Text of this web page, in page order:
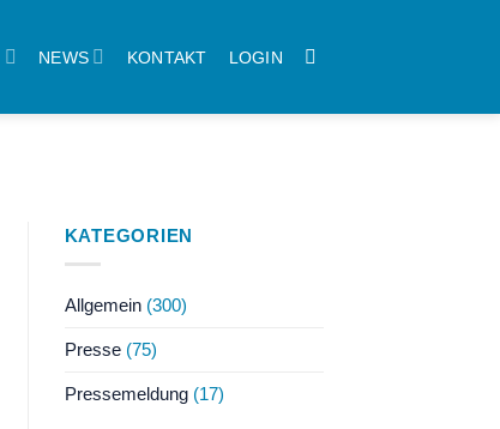
NEWS KONTAKT LOGIN
KATEGORIEN
Allgemein(300)
Presse(75)
Pressemeldung(17)